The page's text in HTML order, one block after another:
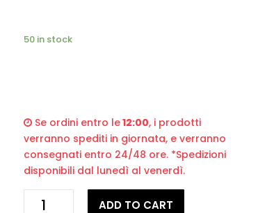
50 in stock
Se ordini entro le12:00, i prodotti
verranno spediti in giornata, e verranno
consegnati entro 24/48 ore. *Spedizioni
disponibili dal lunedì al venerdì.
Idropittura
ADD TO CART